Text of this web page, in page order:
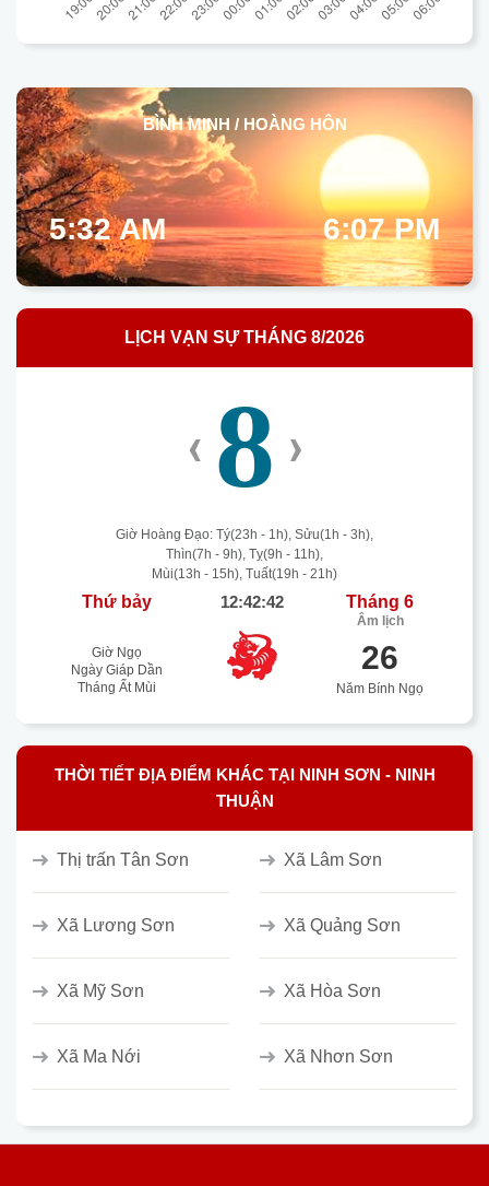
BÌNH MINH / HOÀNG HÔN
5:32 AM 6:07 PM
LỊCH VẠN SỰ THÁNG 8/2026
‹ 8 ›
Giờ Hoàng Đạo: Tý(23h - 1h), Sửu(1h - 3h),
Thìn(7h - 9h), Tỵ(9h - 11h),
Mùi(13h - 15h), Tuất(19h - 21h)
Thứ bảy 12:42:43 Tháng 6
Âm lịch
Giờ Ngọ
Ngày Giáp Dần
Tháng Ất Mùi
26
Năm Bính Ngọ
THỜI TIẾT ĐỊA ĐIỂM KHÁC TẠI NINH SƠN - NINH
THUẬN
Thị trấn Tân Sơn Xã Lâm Sơn
Xã Lương Sơn Xã Quảng Sơn
Xã Mỹ Sơn Xã Hòa Sơn
Xã Ma Nới Xã Nhơn Sơn